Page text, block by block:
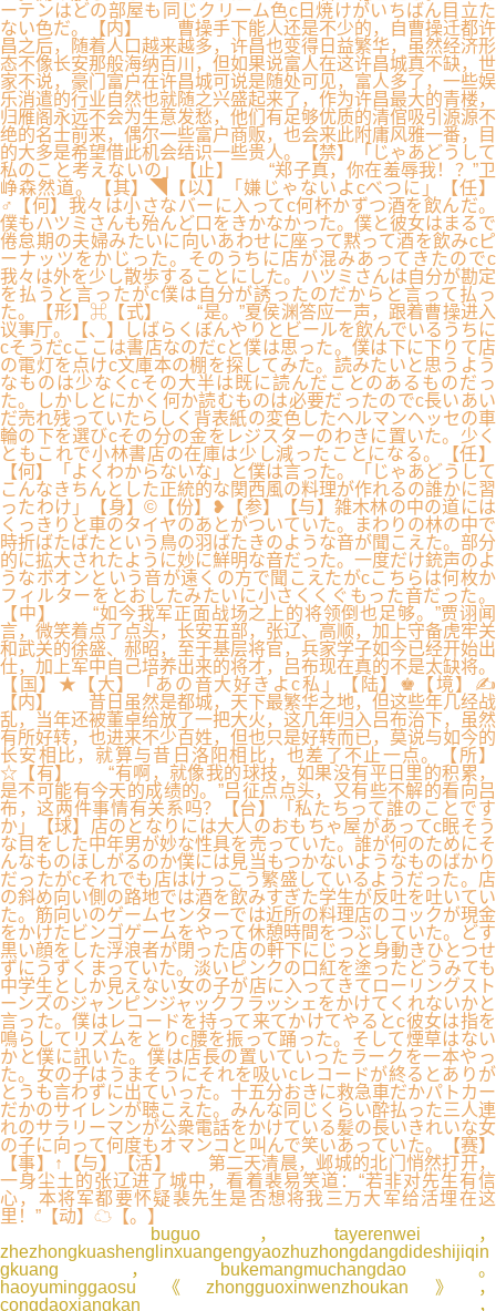
ーテンはどの部屋も同じクリーム色c日焼けがいちばん目立た
ない色だ。【内】 曹操手下能人还是不少的，自曹操迁都许
昌之后，随着人口越来越多，许昌也变得日益繁华，虽然经济形
态不像长安那般海纳百川，但如果说富人在这许昌城真不缺，世
家不说，豪门富户在许昌城可说是随处可见，富人多了，一些娱
乐消遣的行业自然也就随之兴盛起来了，作为许昌最大的青楼，
归雁阁永远不会为生意发愁，他们有足够优质的清倌吸引源源不
绝的名士前来，偶尔一些富户商贩，也会来此附庸风雅一番，目
的大多是希望借此机会结识一些贵人。【禁】「じゃあどうして
私のこと考えないの」【止】 “郑子真，你在羞辱我！？”卫
峥森然道。【其】◥【以】「嫌じゃないよcべつに」【任】
♂【何】我々は小さなバーに入ってc何杯かずつ酒を飲んだ。
僕もハツミさんも殆んど口をきかなかった。僕と彼女はまるで
倦怠期の夫婦みたいに向いあわせに座って黙って酒を飲みcピ
ーナッツをかじった。そのうちに店が混みあってきたのでc
我々は外を少し散歩することにした。ハツミさんは自分が勘定
を払うと言ったがc僕は自分が誘ったのだからと言って払っ
た。【形】⌘【式】 “是。”夏侯渊答应一声，跟着曹操进入
议事厅。【、】しばらくぼんやりとビールを飲んでいるうちに
cそうだcここは書店なのだcと僕は思った。僕は下に下りて店
の電灯を点けc文庫本の棚を探してみた。読みたいと思うよう
なものは少なくcその大半は既に読んだことのあるものだっ
た。しかしとにかく何か読むものは必要だったのでc長いあい
だ売れ残っていたらしく背表紙の変色したヘルマンヘッセの車
輪の下を選びcその分の金をレジスターのわきに置いた。少く
ともこれで小林書店の在庫は少し減ったことになる。【任】
【何】「よくわからないな」と僕は言った。「じゃあどうして
こんなきちんとした正統的な関西風の料理が作れるの誰かに習
ったわけ」【身】©【份】❥【参】【与】雑木林の中の道には
くっきりと車のタイヤのあとがついていた。まわりの林の中で
時折ばたばたという鳥の羽ばたきのような音が聞こえた。部分
的に拡大されたように妙に鮮明な音だった。一度だけ銃声のよ
うなボオンという音が遠くの方で聞こえたがcこちらは何枚か
フィルターをとおしたみたいに小さくくぐもった音だった。
【中】 “如今我军正面战场之上的将领倒也足够。”贾诩闻
言，微笑着点了点头，长安五部，张辽、高顺，加上守备虎牢关
和武关的徐盛、郝昭，至于基层将官，兵家学子如今已经开始出
仕，加上军中自己培养出来的将才，吕布现在真的不是太缺将。
【国】★【大】「あの音大好きよc私」【陆】♚【境】✍
【内】 昔日虽然是都城，天下最繁华之地，但这些年几经战
乱，当年还被董卓给放了一把大火，这几年归入吕布治下，虽然
有所好转，也进来不少百姓，但也只是好转而已，莫说与如今的
长安相比，就算与昔日洛阳相比，也差了不止一点。【所】
☆【有】 “有啊，就像我的球技，如果没有平日里的积累，
是不可能有今天的成绩的。”吕征点点头，又有些不解的看向吕
布，这两件事情有关系吗？【台】「私たちって誰のことです
か」【球】店のとなりには大人のおもちゃ屋があってc眠そう
な目をした中年男が妙な性具を売っていた。誰が何のためにそ
んなものほしがるのか僕には見当もつかないようなものばかり
だったがcそれでも店はけっこう繁盛しているようだった。店
の斜め向い側の路地では酒を飲みすぎた学生が反吐を吐いてい
た。筋向いのゲームセンターでは近所の料理店のコックが現金
をかけたビンゴゲームをやって休憩時間をつぶしていた。どす
黒い顔をした浮浪者が閉った店の軒下にじっと身動きひとつせ
ずにうずくまっていた。淡いピンクの口紅を塗ったどうみても
中学生としか見えない女の子が店に入ってきてローリングスト
ーンズのジャンピンジャックフラッシェをかけてくれないかと
言った。僕はレコードを持って来てかけてやるとc彼女は指を
鳴らしてリズムをとりc腰を振って踊った。そして煙草はない
かと僕に訊いた。僕は店長の置いていったラークを一本やっ
た。女の子はうまそうにそれを吸いcレコードが終るとありが
とうも言わずに出ていった。十五分おきに救急車だかパトカー
だかのサイレンが聴こえた。みんな同じくらい酔払った三人連
れのサラリーマンが公衆電話をかけている髪の長いきれいな女
の子に向って何度もオマンコと叫んで笑いあっていた。【赛】
【事】↑【与】【活】 第二天清晨，邺城的北门悄然打开，
一身尘土的张辽进了城中，看着裴易笑道：“若非对先生有信
心，本将军都要怀疑裴先生是否想将我三万大军给活埋在这
里！”【动】☁【。】
buguo，tayerenwei，
zhezhongkuashenglinxuangengyaozhuzhongdangdideshijiqin
gkuang，bukemangmuchangdao。
haoyuminggaosu《zhongguoxinwenzhoukan》，
congdaoxiangkan，